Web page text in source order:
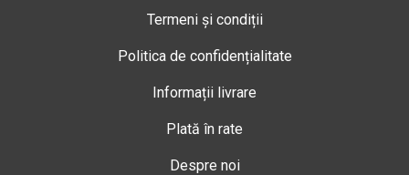
Termeni și condiții
Politica de confidențialitate
Informații livrare
Plată în rate
Despre noi